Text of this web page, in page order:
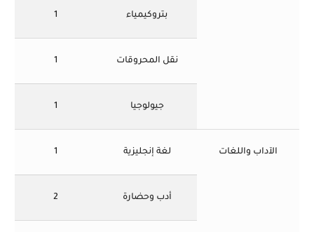
بتروكيمياء 1
نقل المحروقات 1
جيولوجيا 1
الآداب واللغات لغة إنجليزية 1
أدب وحضارة 2